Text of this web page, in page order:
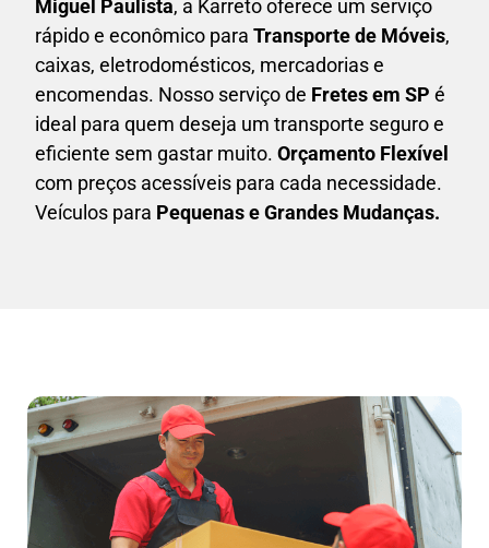
Miguel Paulista, a Karreto oferece um serviço
rápido e econômico para Transporte de Móveis,
caixas, eletrodomésticos, mercadorias e
encomendas. Nosso serviço de Fretes em SP é
ideal para quem deseja um transporte seguro e
eficiente sem gastar muito. Orçamento Flexível
com preços acessíveis para cada necessidade.
Veículos para Pequenas e Grandes Mudanças.